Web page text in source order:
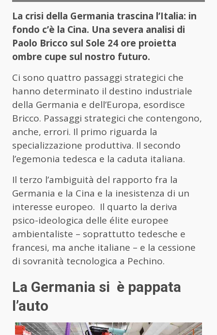
La crisi della Germania trascina l’Italia: in
fondo c’è la Cina. Una severa analisi di
Paolo Bricco sul Sole 24 ore proietta
ombre cupe sul nostro futuro.
Ci sono quattro passaggi strategici che
hanno determinato il destino industriale
della Germania e dell’Europa, esordisce
Bricco. Passaggi strategici che contengono,
anche, errori. Il primo riguarda la
specializzazione produttiva. Il secondo
l’egemonia tedesca e la caduta italiana.
Il terzo l’ambiguità del rapporto fra la
Germania e la Cina e la inesistenza di un
interesse europeo. Il quarto la deriva
psico-ideologica delle élite europee
ambientaliste – soprattutto tedesche e
francesi, ma anche italiane – e la cessione
di sovranità tecnologica a Pechino.
La Germania si è pappata
l’auto